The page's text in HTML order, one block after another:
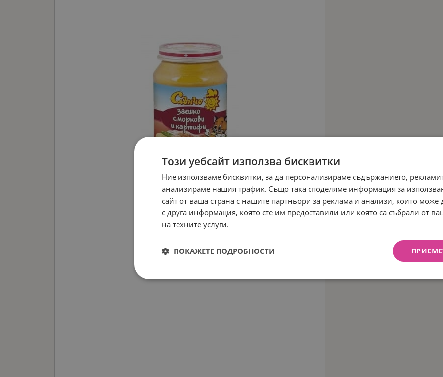
Този уебсайт използва бисквитки
Ние използваме бисквитки, за да персонализираме съдържанието,
анализираме нашия трафик. Също така споделяме информация за
сайт от ваша страна с нашите партньори за реклама и анализи, които може
с друга информация, която сте им предоставили или която са събрали от
на техните услуги.
ПОКАЖЕТЕ ПОДРОБНОСТИ